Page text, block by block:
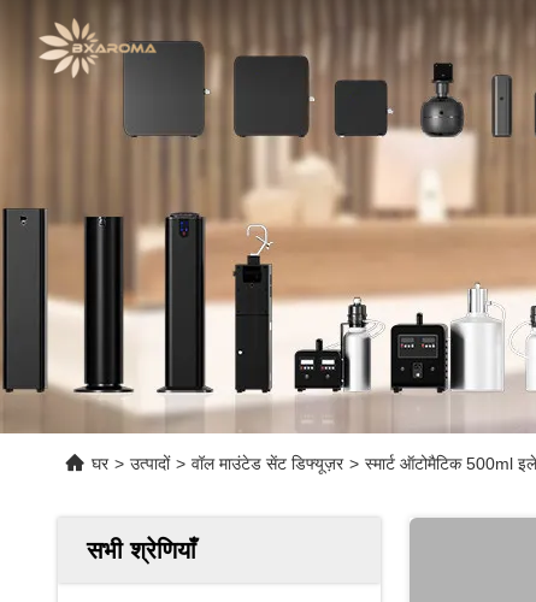
घर > उत्पादों > वॉल माउंटेड सेंट डिफ्यूज़र > स्मार्ट ऑटोमैटिक 500ml
सभी श्रेणियाँ